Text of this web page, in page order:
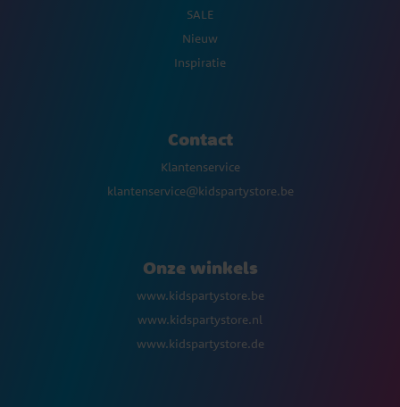
SALE
Nieuw
Inspiratie
Contact
Klantenservice
klantenservice@kidspartystore.be
Onze winkels
www.kidspartystore.be
www.kidspartystore.nl
www.kidspartystore.de